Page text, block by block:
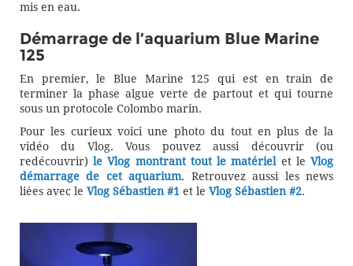
mis en eau.
Démarrage de l’aquarium Blue Marine
125
En premier, le Blue Marine 125 qui est en train de
terminer la phase algue verte de partout et qui tourne
sous un protocole Colombo marin.
Pour les curieux voici une photo du tout en plus de la
vidéo du Vlog. Vous pouvez aussi découvrir (ou
redécouvrir)le Vlog montrant tout le matérielet leVlog
démarrage de cet aquarium. Retrouvez aussi les news
liées avec le Vlog Sébastien #1 et le Vlog Sébastien #2.